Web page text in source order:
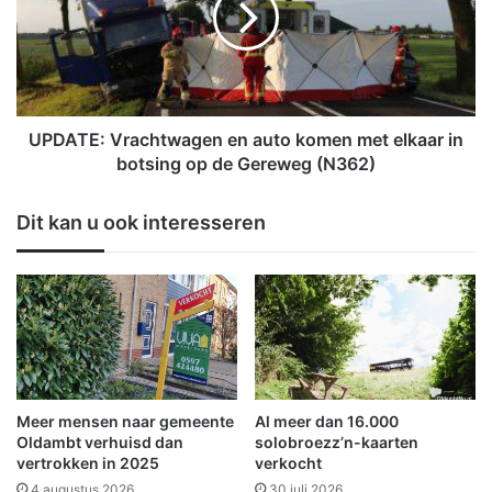
u
d
i
S
c
e
n
T
E
:
V
r
w
a
g
e
n
e
n
a
u
t
o
k
UPDATE: Vrachtwagen en auto komen met elkaar in
botsing op de Gereweg (N362)
Dit kan u ook interesseren
Meer mensen naar gemeente
Oldambt verhuisd dan
vertrokken in 2025
Al meer dan 16.000
solobroezz’n-kaarten
verkocht